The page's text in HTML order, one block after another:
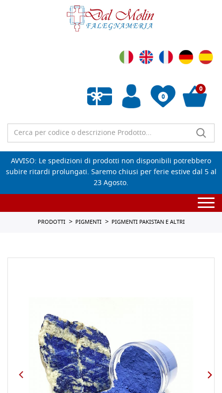
0
Wishlist vuota
0
AVVISO: Le spedizioni di prodotti non disponibili potrebbero
subire ritardi prolungati. Saremo chiusi per ferie estive dal 5 al
23 Agosto.
PRODOTTI PIGMENTI PIGMENTI PAKISTAN E ALTRI